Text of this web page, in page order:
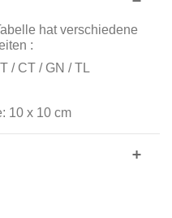
hat verschiedene
:
/ CT / GN / TL
10 x 10 cm